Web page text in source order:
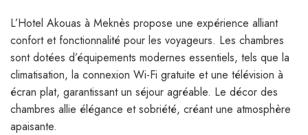
L’Hotel Akouas à Meknès propose une expérience alliant
confort et fonctionnalité pour les voyageurs. Les chambres
sont dotées d’équipements modernes essentiels, tels que la
climatisation, la connexion Wi-Fi gratuite et une télévision à
écran plat, garantissant un séjour agréable. Le décor des
chambres allie élégance et sobriété, créant une atmosphère
apaisante.